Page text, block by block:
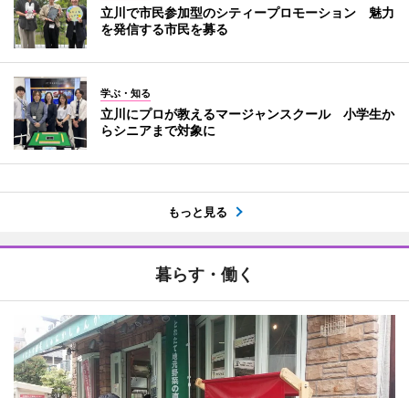
立川で市民参加型のシティープロモーション 魅力
を発信する市民を募る
学ぶ・知る
立川にプロが教えるマージャンスクール 小学生か
らシニアまで対象に
もっと見る
暮らす・働く